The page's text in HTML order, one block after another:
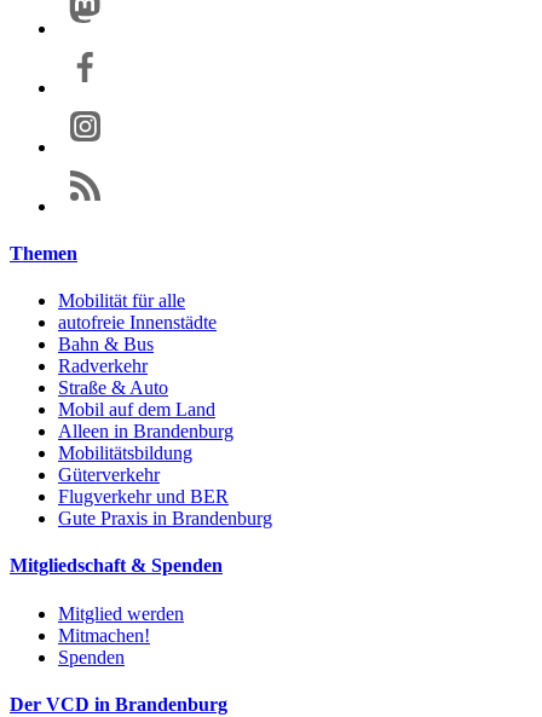
Themen
Mobilität für alle
autofreie Innenstädte
Bahn & Bus
Radverkehr
Straße & Auto
Mobil auf dem Land
Alleen in Brandenburg
Mobilitätsbildung
Güterverkehr
Flugverkehr und BER
Gute Praxis in Brandenburg
Mitgliedschaft & Spenden
Mitglied werden
Mitmachen!
Spenden
Der VCD in Brandenburg